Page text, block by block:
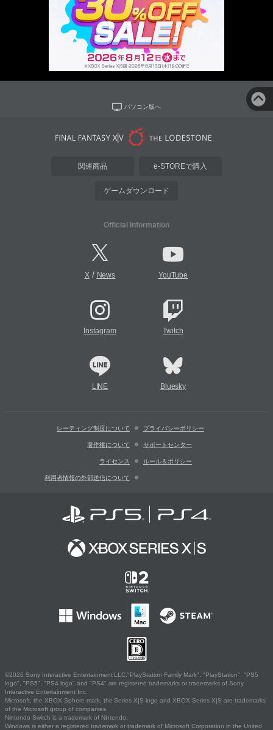
パソコン版へ
関連商品 e-STOREで購入
ゲームダウンロード
Official Information
X/ News YouTube
Instagram Twitch
LINE Bluesky
レーティング制度について プライバシーポリシー
著作権について サポートセンター
ライセンス ルール＆ポリシー
利用者情報の外部送信について
©2026 Sony Interactive Entertainment LLC."PlayStation Family Mark", "PlayStation", "PS5
logo", "PS5", "PS4 logo" and "PS4" are registered trademarks or trademarks of Sony
Interactive Entertainment Inc.
Microsoft, the XBOX Sphere mark, the Series X|S logo and XBOX Series X|S are trademarks
of the Microsoft group of companies.
Nintendo Switch is a trademark of Nintendo.
Windows is either a registered trademark or trademark of Microsoft Corporation in the United